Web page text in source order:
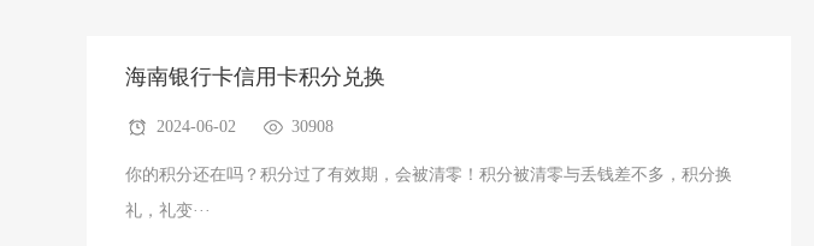
海南银行卡信用卡积分兑换
2024-06-02 30908
你的积分还在吗？积分过了有效期，会被清零！积分被清零与丢钱差不多，积分换
礼，礼变···